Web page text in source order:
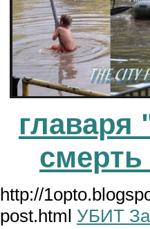
смерть
http://
post.html УБИТ